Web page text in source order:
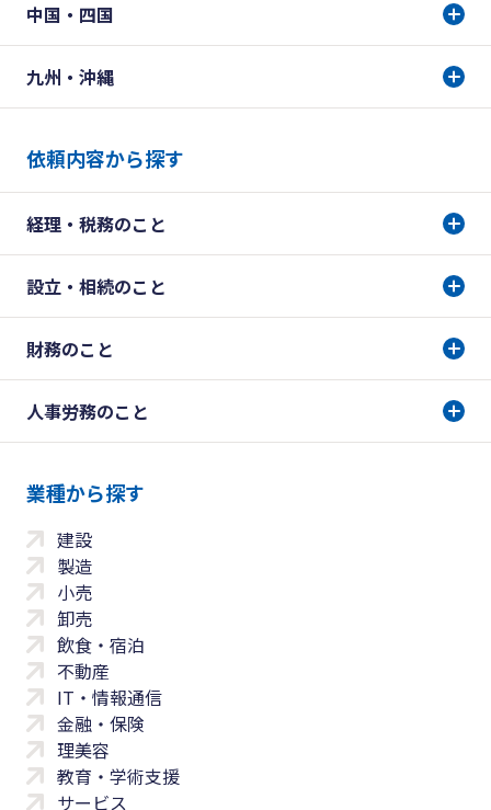
中国・四国
九州・沖縄
依頼内容から探す
経理・税務のこと
設立・相続のこと
財務のこと
人事労務のこと
業種から探す
建設
製造
小売
卸売
飲食・宿泊
不動産
IT・情報通信
金融・保険
理美容
教育・学術支援
サービス